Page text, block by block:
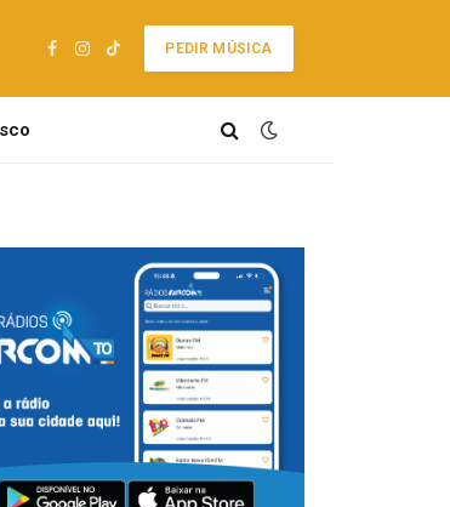
Facebook
Instagram
TikTok
PEDIR MÚSICA